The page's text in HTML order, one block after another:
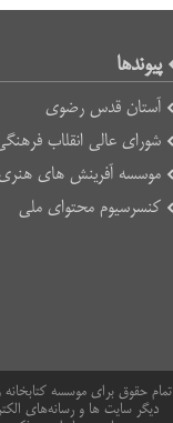
پیوند‌ها
آستان قدس رضوی
شورای عالی انقلاب
موسسه آفرینش های
کنسرسیوم محتوای ملی
تمام حقوق برای موسسه
دیگر سایت ها و رسانه‌های